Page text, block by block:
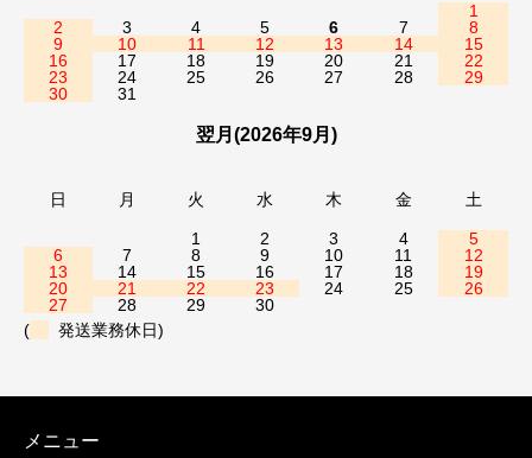
1
2
3 4 5 6 7
8
9
10 11 12 13 14
15
16
17 18 19 20 21
22
23
24 25 26 27 28
29
30
31
翌月(2026年9月)
日 月 火 水 木 金 土
1 2 3 4
5
6
7 8 9 10 11
12
13
14 15 16 17 18
19
20
21 22 23 24 25
26
27
28 29
30
(
発送業務休日)
メニュー